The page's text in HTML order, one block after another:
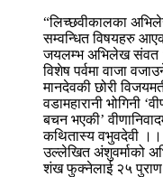
“लिच्छवीकालका
सम्वन्धित विषयहरु
जयलम्भ अभिलेख संवत
विशेष पर्वमा वाजा
मानदेवकी छोरी
वडामहारानी भोगिनी
बचन भएकी’
कथितास्य वभुवदेवी
उल्लेखित अंशुवर्माको
शंख फुक्नेलाई २५ पुराण